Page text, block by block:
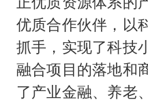
优质合作伙伴，以
抓手，实现了科技
融合项目的落地和
了产业金融、养老